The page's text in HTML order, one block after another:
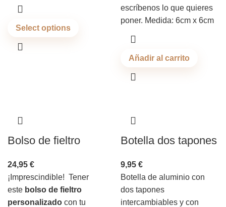
Select options
escríbenos lo que quieres
poner. Medida: 6cm x 6cm
Añadir al carrito
Bolso de fieltro
24,95 €
¡Imprescindible! Tener
este bolso de fieltro
personalizado con tu
Botella dos tapones
9,95 €
Botella de aluminio con
dos tapones
intercambiables y con